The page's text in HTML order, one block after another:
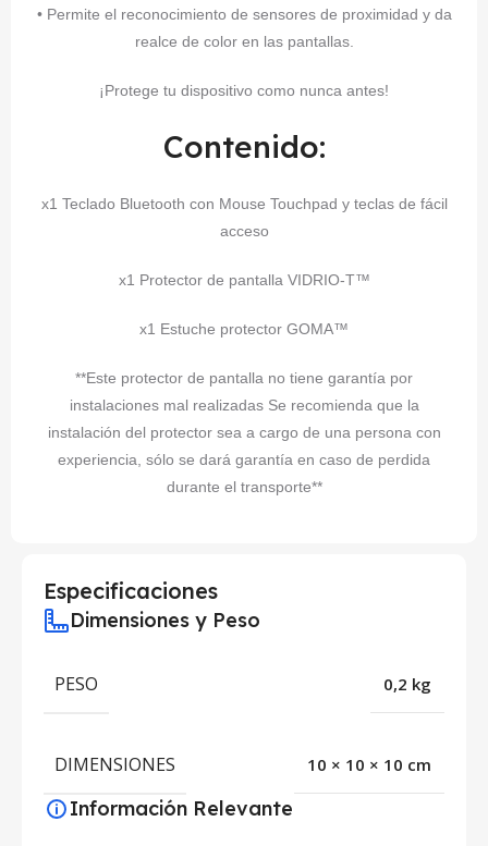
• Permite el reconocimiento de sensores de proximidad y da
realce de color en las pantallas.
¡Protege tu dispositivo como nunca antes!
Contenido:
x1 Teclado Bluetooth con Mouse Touchpad y teclas de fácil
acceso
x1 Protector de pantalla VIDRIO-T™
x1 Estuche protector GOMA™
**Este protector de pantalla no tiene garantía por
instalaciones mal realizadas Se recomienda que la
instalación del protector sea a cargo de una persona con
experiencia, sólo se dará garantía en caso de perdida
durante el transporte**
Especificaciones
Dimensiones y Peso
PESO 0,2 kg
DIMENSIONES 10 × 10 × 10 cm
Información Relevante